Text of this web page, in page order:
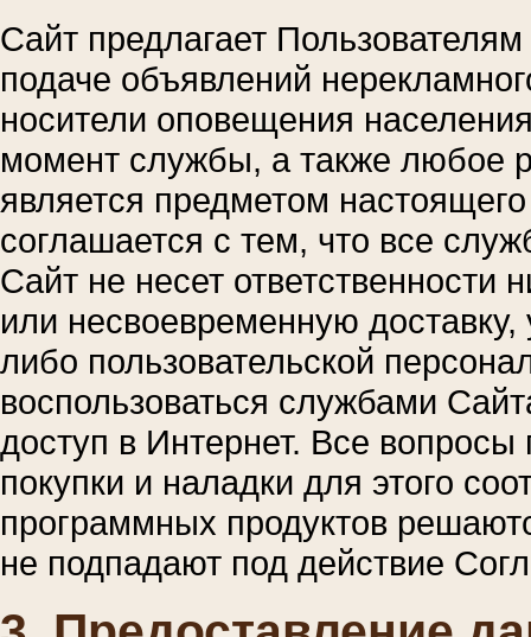
Сайт предлагает
подаче объявлений
носители оповещения
момент службы, а также любое
является предметом
соглашается с тем, что все
Сайт не несет ответственности
или несвоевременную
либо пользовательской
воспользоваться службами
доступ в Интернет. Все
покупки и наладки для этого
программных продуктов
не подпадают под действие